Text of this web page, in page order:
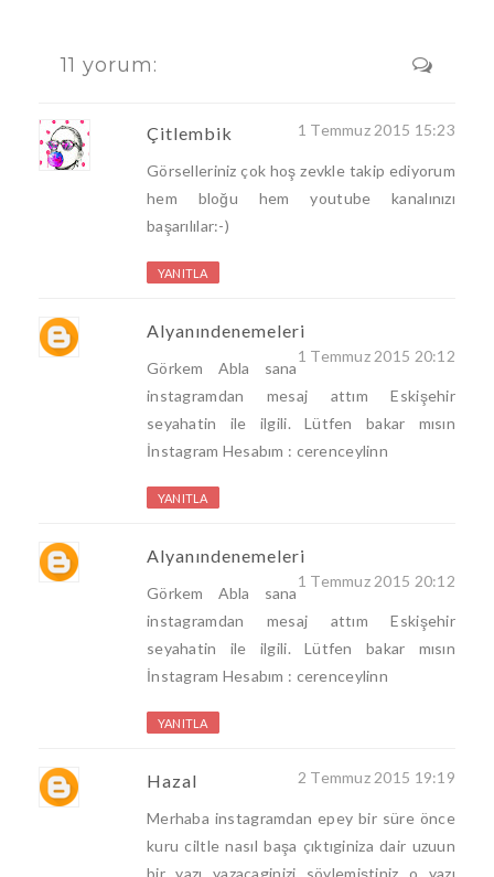
11 yorum:
Çitlembik 1 Temmuz 2015 15:23
Görselleriniz çok hoş zevkle takip ediyorum
hem bloğu hem youtube kanalınızı
başarılılar:-)
YANITLA
Alyanındenemeleri
1 Temmuz 2015 20:12
Görkem Abla sana
instagramdan mesaj attım Eskişehir
seyahatin ile ilgili. Lütfen bakar mısın
İnstagram Hesabım : cerenceylinn
YANITLA
Alyanındenemeleri
1 Temmuz 2015 20:12
Görkem Abla sana
instagramdan mesaj attım Eskişehir
seyahatin ile ilgili. Lütfen bakar mısın
İnstagram Hesabım : cerenceylinn
YANITLA
Hazal 2 Temmuz 2015 19:19
Merhaba instagramdan epey bir süre önce
kuru ciltle nasıl başa çıktıginiza dair uzuun
bir yazı yazacaginizi söylemiştiniz o yazı